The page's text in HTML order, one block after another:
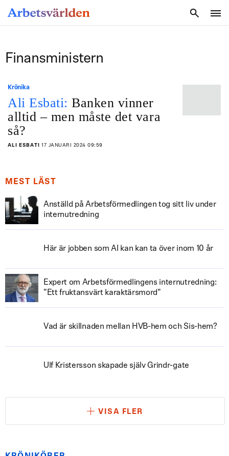
Finansministern
Krönika
Ali Esbati: Banken vinner
alltid – men måste det vara
så?
ALI ESBATI 17 JANUARI 2024 09:59
MEST LÄST
Anställd på Arbetsförmedlingen tog sitt liv under
internutredning
Här är jobben som AI kan kan ta över inom 10 år
Expert om Arbetsförmedlingens internutredning:
”Ett fruktansvärt karaktärsmord”
Vad är skillnaden mellan HVB-hem och Sis-hem?
Ulf Kristersson skapade själv Grindr-gate
VISA FLER